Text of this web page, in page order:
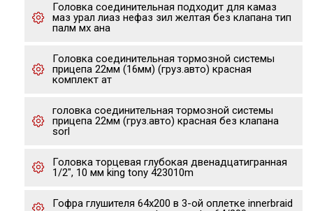
Головка соединительная подходит для камаз
маз урал лиаз нефаз зил желтая без клапана тип
палм мх ана
Головка соединительная тормозной системы
прицепа 22мм (16мм) (груз.авто) красная
комплект ат
головка соединительная тормозной системы
прицепа 22мм (груз.авто) красная без клапана
sorl
Головка торцевая глубокая двенадцатигранная
1/2", 10 мм king tony 423010m
Гофра глушителя 64х200 в 3-ой оплетке innerbraid